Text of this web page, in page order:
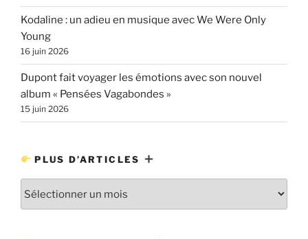
Kodaline : un adieu en musique avec We Were Only
Young
16 juin 2026
Dupont fait voyager les émotions avec son nouvel
album « Pensées Vagabondes »
15 juin 2026
PLUS D’ARTICLES